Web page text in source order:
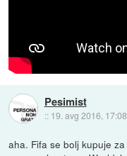
Pesimist
:: 19. avg 2016, 17:08
aha. Fifa se bolj kupuje